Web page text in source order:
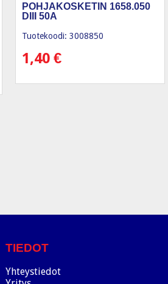
POHJAKOSKETIN 1658.050
DIII 50A
Tuotekoodi: 3008850
1,40€
TIEDOT
Yhteystiedot